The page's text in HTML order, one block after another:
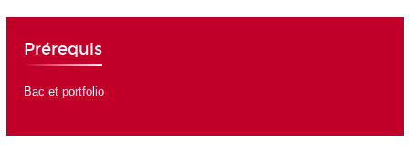
Prérequis
Bac et portfolio